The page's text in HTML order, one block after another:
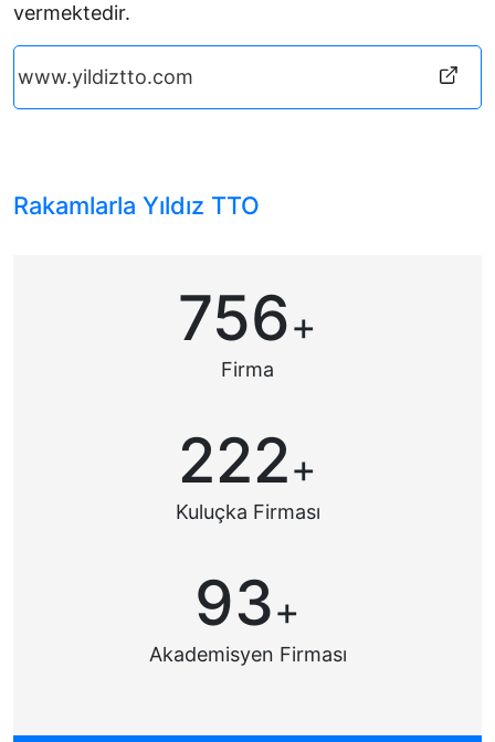
vermektedir.
www.yildiztto.com
Rakamlarla Yıldız TTO
756+
Firma
222+
Kuluçka Firması
93+
Akademisyen Firması